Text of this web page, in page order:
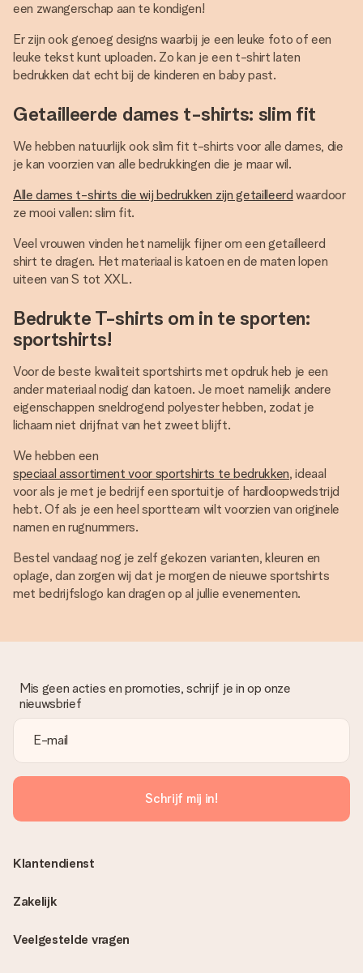
een zwangerschap aan te kondigen!
Er zijn ook genoeg designs waarbij je een leuke foto of een
leuke tekst kunt uploaden. Zo kan je een t-shirt laten
bedrukken dat echt bij de kinderen en baby past.
Getailleerde dames t-shirts: slim fit
We hebben natuurlijk ook slim fit t-shirts voor alle dames, die
je kan voorzien van alle bedrukkingen die je maar wil.
Alle dames t-shirts die wij bedrukken zijn getailleerd waardoor
ze mooi vallen: slim fit.
Veel vrouwen vinden het namelijk fijner om een getailleerd
shirt te dragen. Het materiaal is katoen en de maten lopen
uiteen van S tot XXL.
Bedrukte T-shirts om in te sporten:
sportshirts!
Voor de beste kwaliteit sportshirts met opdruk heb je een
ander materiaal nodig dan katoen. Je moet namelijk andere
eigenschappen sneldrogend polyester hebben, zodat je
lichaam niet drijfnat van het zweet blijft.
We hebben een
speciaal assortiment voor sportshirts te bedrukken, ideaal
voor als je met je bedrijf een sportuitje of hardloopwedstrijd
hebt. Of als je een heel sportteam wilt voorzien van originele
namen en rugnummers.
Bestel vandaag nog je zelf gekozen varianten, kleuren en
oplage, dan zorgen wij dat je morgen de nieuwe sportshirts
met bedrijfslogo kan dragen op al jullie evenementen.
Mis geen acties en promoties, schrijf je in op onze
nieuwsbrief
Schrijf mij in!
Veelgestelde vragen
Klantendienst
Zakelijk